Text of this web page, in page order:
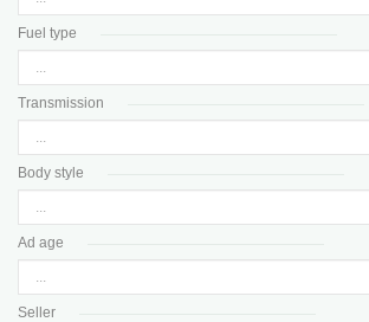
Fuel type
Transmission
Body style
Ad age
Seller